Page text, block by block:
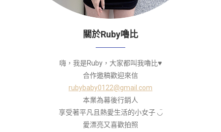
關於Ruby嚕比
嗨，我是Ruby，大家都叫我嚕比♥
合作邀稿歡迎來信
rubybaby0122@gmail.com
本業為幕後行銷人
享受著平凡且熱愛生活的小女子 ◡̈
愛漂亮又喜歡拍照